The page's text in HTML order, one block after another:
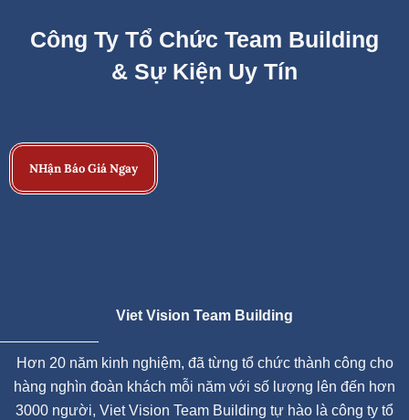
Công Ty Tổ Chức Team Building
& Sự Kiện Uy Tín
NHận Báo Giá Ngay
Viet Vision Team Building
Hơn 20 năm kinh nghiệm, đã từng tổ chức thành công cho
hàng nghìn đoàn khách mỗi năm với số lượng lên đến hơn
3000 người, Viet Vision Team Building tự hào là công ty tổ